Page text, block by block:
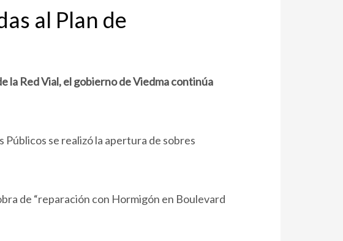
al Plan de
la Red Vial, el gobierno de Viedma continúa
se realizó la apertura de sobres
de “reparación con Hormigón en Boulevard